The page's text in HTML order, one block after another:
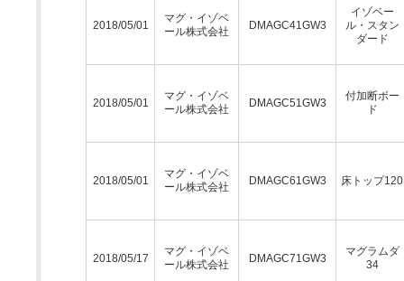
2018/05/01
マグ・イゾベ
ール株式会社
DMAGC41GW3
イゾベー
ル・スタン
ダード
2018/05/01
マグ・イゾベ
ール株式会社
DMAGC51GW3
付加断ボー
ド
2018/05/01
マグ・イゾベ
ール株式会社
DMAGC61GW3 床トップ120
2018/05/17
マグ・イゾベ
ール株式会社
DMAGC71GW3
マグラムダ
34